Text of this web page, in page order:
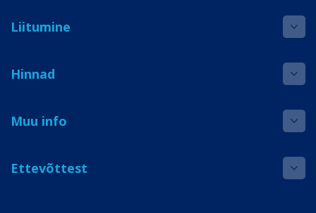
Liitumine
Hinnad
Muu info
Ettevõttest